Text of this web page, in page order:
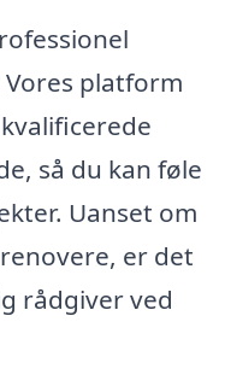
Vores platform
så du kan føle
Uanset om
er det
rådgiver ved